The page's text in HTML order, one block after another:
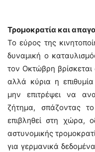
Τρομοκρατία και
Το εύρος της
δυναμική ο
τον Οκτώβρη
αλλά κύρια η
μην επιτρέψει να
ζήτημα, σπάζοντας
επιβληθεί στη χώρα,
αστυνομικής
για γερμανικά